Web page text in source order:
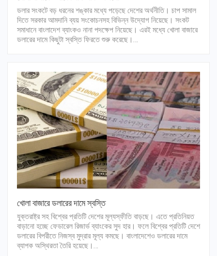
ডলার সংকটে বড় ধরনের শঙ্কার মধ্যে পড়েছে দেশের অর্থনীতি। চাপ সামাল
দিতে সরকার আমদানি ব্যয় সংকোচনসহ বিভিন্ন উদ্যোগ নিয়েছে। সংকট
সমাধানে বাংলাদেশ ব্যাংকও নানা পদক্ষেপ নিয়েছে। এরই মধ্যে খোলা বাজারে
ডলারের দামে কিছুটা স্বস্তি ফিরতে শুরু করেছে।…
খোলা বাজারে ডলারের দামে স্বস্তি
যুক্তরাষ্ট্র সহ বিশ্বের প্রতিটি দেশের মূল্যস্ফীতি বাড়ছে। এতে প্রতিনিয়ত
বাড়ানো হচ্ছে ফেডারেল রিজার্ভ ব্যাংকের সুদ হার। ফলে বিশ্বের প্রতিটি দেশে
ডলারের বিপরীতে নিজস্ব মুদ্রার মূল্য কমছে। বাংলাদেশেও ডলারের দামে
ব্যাপক অস্থিরতা তৈরি হয়েছে।…